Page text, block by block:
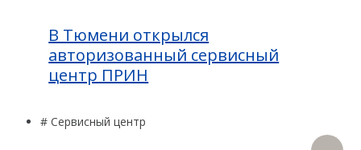
В Тюмени открылся
авторизованный сервисный
центр ПРИН
# Сервисный центр